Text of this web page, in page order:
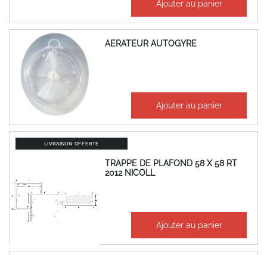
Ajouter au panier
AERATEUR AUTOGYRE
80,45 €
67,04 € Ajouter au panier
LIVRAISON OFFERTE
TRAPPE DE PLAFOND 58 X 58 RT
2012 NICOLL
337,38 € Ajouter au panier